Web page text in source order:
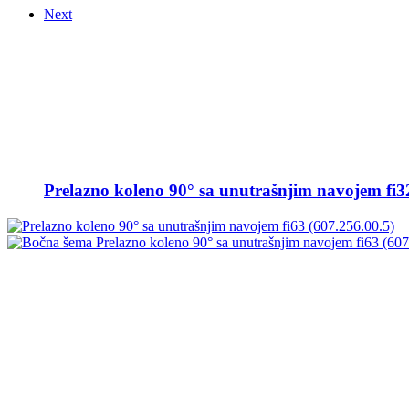
Next
Prelazno koleno 90° sa unutrašnjim navojem